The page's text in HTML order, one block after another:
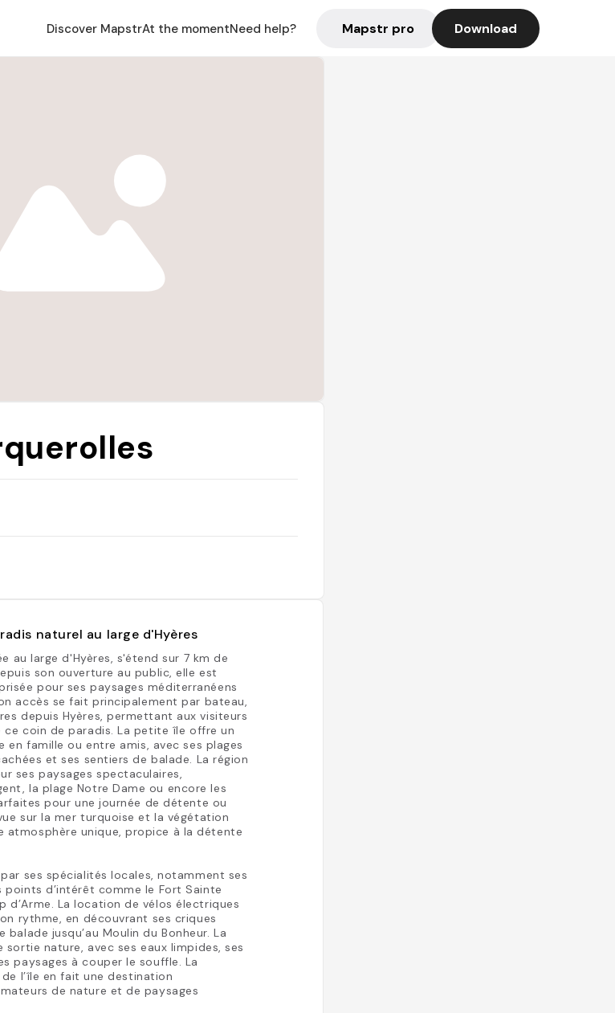
Discover MapstrAt the momentNeed help? Mapstr pro Download
naturel au large d'Hyères
au large d'Hyères, s'étend sur 7 km de
son ouverture au public, elle est
pour ses paysages méditerranéens
accès se fait principalement par bateau,
depuis Hyères, permettant aux visiteurs
coin de paradis. La petite île offre un
en famille ou entre amis, avec ses plages
et ses sentiers de balade. La région
ses paysages spectaculaires,
la plage Notre Dame ou encore les
pour une journée de détente ou
sur la mer turquoise et la végétation
atmosphère unique, propice à la détente
ses spécialités locales, notamment ses
points d’intérêt comme le Fort Sainte
d’Arme. La location de vélos électriques
rythme, en découvrant ses criques
jusqu’au Moulin du Bonheur. La
nature, avec ses eaux limpides, ses
paysages à couper le souffle. La
l’île en fait une destination
de nature et de paysages